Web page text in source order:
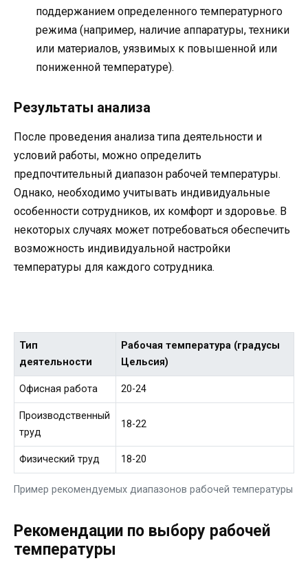
поддержанием определенного температурного
режима (например, наличие аппаратуры, техники
или материалов, уязвимых к повышенной или
пониженной температуре).
Результаты анализа
После проведения анализа типа деятельности и
условий работы, можно определить
предпочтительный диапазон рабочей температуры.
Однако, необходимо учитывать индивидуальные
особенности сотрудников, их комфорт и здоровье. В
некоторых случаях может потребоваться обеспечить
возможность индивидуальной настройки
температуры для каждого сотрудника.
Пример рекомендуемых диапазонов рабочей температуры
Тип
деятельности
Рабочая температура (градусы
Цельсия)
Офисная работа 20-24
Производственный
труд
18-22
Физический труд 18-20
Рекомендации по выбору рабочей
температуры